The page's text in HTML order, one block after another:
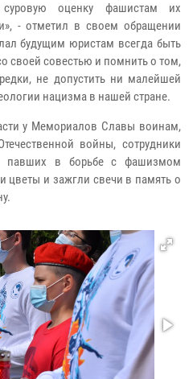
оценку фашистам их
- отметил в своем обращении
будущим юристам всегда быть
своей совестью и помнить о том,
не допустить ни малейшей
нацизма в нашей стране.
у Мемориалов Славы воинам,
войны, сотрудники
павших в борьбе с фашизмом
цветы и зажгли свечи в память о